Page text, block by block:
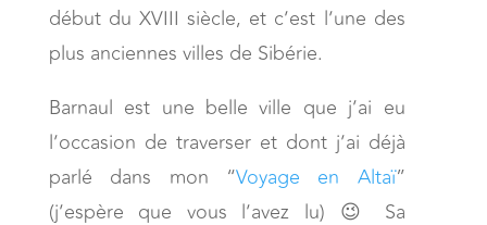
début du XVIII siècle, et c’est l’une des
plus anciennes villes de Sibérie.
Barnaul est une belle ville que j’ai eu
l’occasion de traverser et dont j’ai déjà
parlé dans mon “Voyage en Altaï”
(j’espère que vous l’avez lu) 😉 Sa